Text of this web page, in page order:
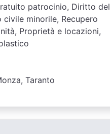
patrocinio, Diritto del
minorile, Recupero
Proprietà e locazioni,
Taranto